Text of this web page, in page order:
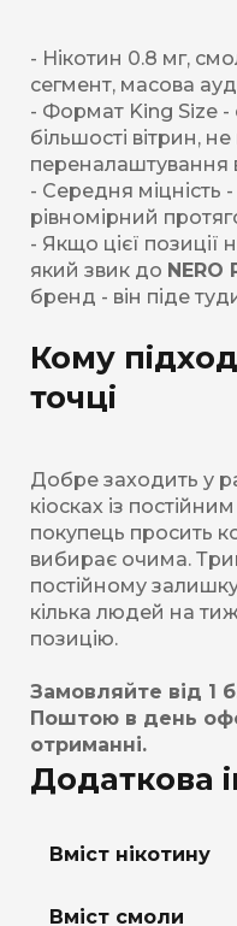
- Нікотин 0.8 мг,
сегмент, масова
- Формат King Size
більшості вітрин,
переналаштування
- Середня міцність
рівномірний
- Якщо цієї позиції
який звик до NERO
бренд - він піде
Кому
точці
Добре заходить у
кіосках із
покупець просить
вибирає очима.
постійному
кілька людей на
позицію.
Замовляйте від 1
Поштою в день
отриманні.
Додаткова
Вміст нікотину
Вміст смоли